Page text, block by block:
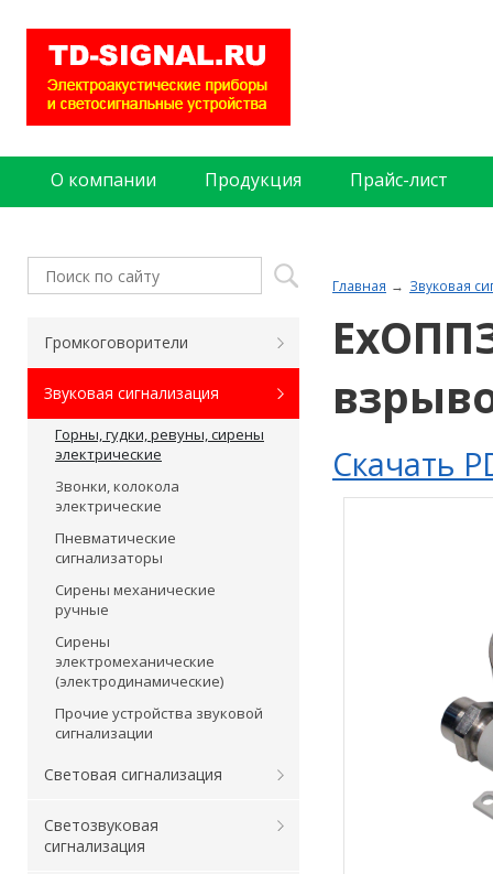
О компании Продукция Прайс-лист
Главная Звуковая
Скачать
Громкоговорители
Звуковая сигнализация
Горны, гудки, ревуны, сирены
электрические
Звонки, колокола
электрические
Пневматические
сигнализаторы
Сирены механические
ручные
Сирены
электромеханические
(электродинамические)
Прочие устройства звуковой
сигнализации
Световая сигнализация
Светозвуковая
сигнализация